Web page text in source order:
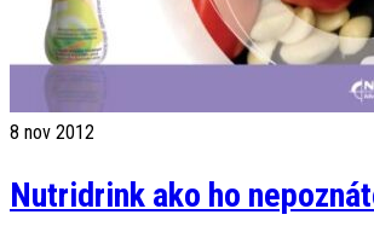
8 nov 2012
Nutridrink ako ho